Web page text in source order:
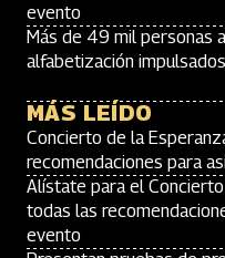
evento
Más de 49 mil personas
alfabetización
MÁS LEÍDO
Concierto de la
recomendaciones para
Alístate para el
todas las
evento